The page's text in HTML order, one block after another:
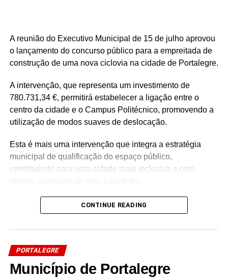
A reunião do Executivo Municipal de 15 de julho aprovou
o lançamento do concurso público para a empreitada de
construção de uma nova ciclovia na cidade de Portalegre.
A intervenção, que representa um investimento de
780.731,34 €, permitirá estabelecer a ligação entre o
centro da cidade e o Campus Politécnico, promovendo a
utilização de modos suaves de deslocação.
Esta é mais uma intervenção que integra a estratégia
municipal de qualificação do espaço público,
contribuindo para uma cidade mais inclusiva e com
Source link
Facebook
Mastodon
CONTINUE READING
PORTALEGRE
Município de Portalegre